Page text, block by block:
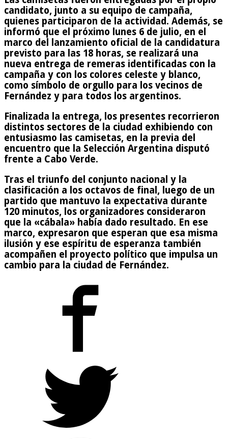
candidato, junto a su equipo de campaña,
quienes participaron de la actividad. Además, se
informó que el próximo lunes 6 de julio, en el
marco del lanzamiento oficial de la candidatura
previsto para las 18 horas, se realizará una
nueva entrega de remeras identificadas con la
campaña y con los colores celeste y blanco,
como símbolo de orgullo para los vecinos de
Fernández y para todos los argentinos.
Finalizada la entrega, los presentes recorrieron
distintos sectores de la ciudad exhibiendo con
entusiasmo las camisetas, en la previa del
encuentro que la Selección Argentina disputó
frente a Cabo Verde.
Tras el triunfo del conjunto nacional y la
clasificación a los octavos de final, luego de un
partido que mantuvo la expectativa durante
120 minutos, los organizadores consideraron
que la «cábala» había dado resultado. En ese
marco, expresaron que esperan que esa misma
ilusión y ese espíritu de esperanza también
acompañen el proyecto político que impulsa un
cambio para la ciudad de Fernández.